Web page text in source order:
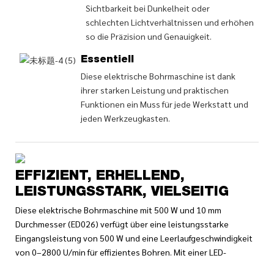
Sichtbarkeit bei Dunkelheit oder
schlechten Lichtverhältnissen und erhöhen
so die Präzision und Genauigkeit.
Essentiell
Diese elektrische Bohrmaschine ist dank
ihrer starken Leistung und praktischen
Funktionen ein Muss für jede Werkstatt und
jeden Werkzeugkasten.
EFFIZIENT, ERHELLEND,
LEISTUNGSSTARK, VIELSEITIG
Diese elektrische Bohrmaschine mit 500 W und 10 mm
Durchmesser (ED026) verfügt über eine leistungsstarke
Eingangsleistung von 500 W und eine Leerlaufgeschwindigkeit
von 0–2800 U/min für effizientes Bohren. Mit einer LED-